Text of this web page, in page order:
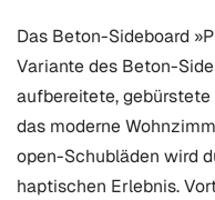
Das Beton-Sideboard
Variante des Beton-
aufbereitete,
das moderne
open-Schubläden wird
haptischen Erlebnis.